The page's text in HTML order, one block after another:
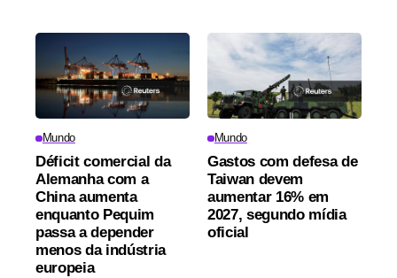
Mundo
Déficit comercial da
Alemanha com a
China aumenta
enquanto Pequim
passa a depender
menos da indústria
europeia
Mundo
Gastos com defesa de
Taiwan devem
aumentar 16% em
2027, segundo mídia
oficial